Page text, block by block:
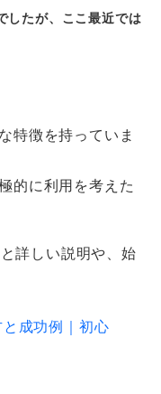
したが、ここ最近では
特徴を持っていま
的に利用を考えた
詳しい説明や、始
成功例｜初心